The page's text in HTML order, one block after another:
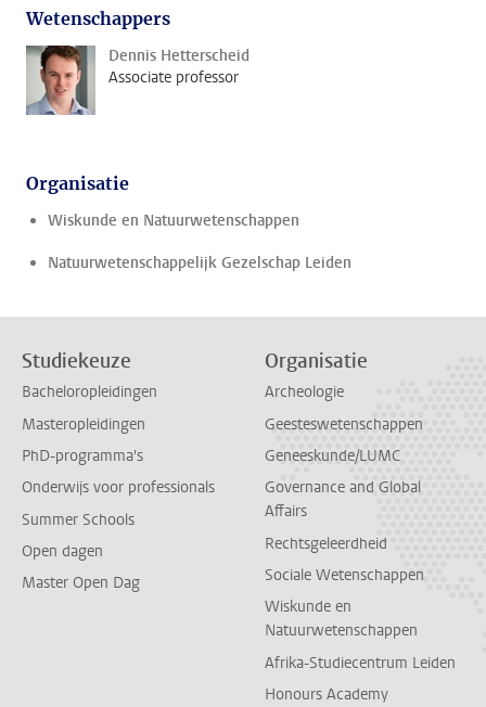
Wetenschappers
Dennis Hetterscheid
Associate professor
Organisatie
Wiskunde en Natuurwetenschappen
Natuurwetenschappelijk Gezelschap Leiden
Studiekeuze
Bacheloropleidingen
Masteropleidingen
PhD-programma's
Onderwijs voor professionals
Summer Schools
Open dagen
Master Open Dag
Organisatie
Archeologie
Geesteswetenschappen
Geneeskunde/LUMC
Governance and Global
Affairs
Rechtsgeleerdheid
Sociale Wetenschappen
Wiskunde en
Natuurwetenschappen
Afrika-Studiecentrum Leiden
Honours Academy